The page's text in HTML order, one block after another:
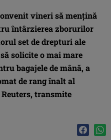
vineri să menţină
întârzierea zborurilor
set de drepturi ale
solicite o mai mare
bagajele de mână, a
de rang înalt al
transmite